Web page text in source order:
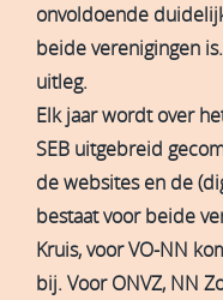
onvoldoende
beide verenigingen
uitleg.
Elk jaar wordt over
SEB uitgebreid
de websites en de
bestaat voor beide
Kruis, voor VO-NN
bij. Voor ONVZ, NN